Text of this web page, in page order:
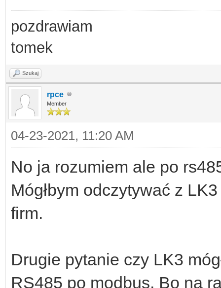
pozdrawiam
tomek
Szukaj
rpce
Member
04-23-2021, 11:20 AM
No ja rozumiem ale po
Mógłbym odczytywać z
firm.
Drugie pytanie czy LK3
RS485 po modbus. Bo na